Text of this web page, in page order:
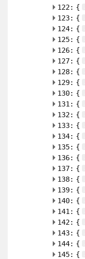
122: {
123: {
124: {
125: {
126: {
127: {
128: {
129: {
130: {
131: {
132: {
133: {
134: {
135: {
136: {
137: {
138: {
139: {
140: {
141: {
142: {
143: {
144: {
145: {